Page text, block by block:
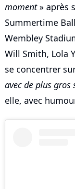
moment» après
Summertime
Wembley
Will Smith, Lola
se concentrer
avec de plus gros
elle, avec